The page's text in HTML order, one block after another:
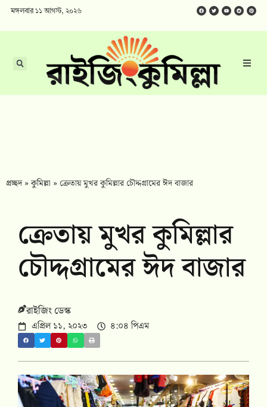
মঙ্গলবার ১১ আগস্ট, ২০২৬
প্রচ্ছদ»কুমিল্লা » ক্রেতায় মুখর কুমিল্লার চৌদ্দগ্রামের ঈদ বাজার
ক্রেতায় মুখর কুমিল্লার
চৌদ্দগ্রামের ঈদ বাজার
রাইজিং ডেস্ক
এপ্রিল ১১, ২০২৩ ৪:০৪ পিএম